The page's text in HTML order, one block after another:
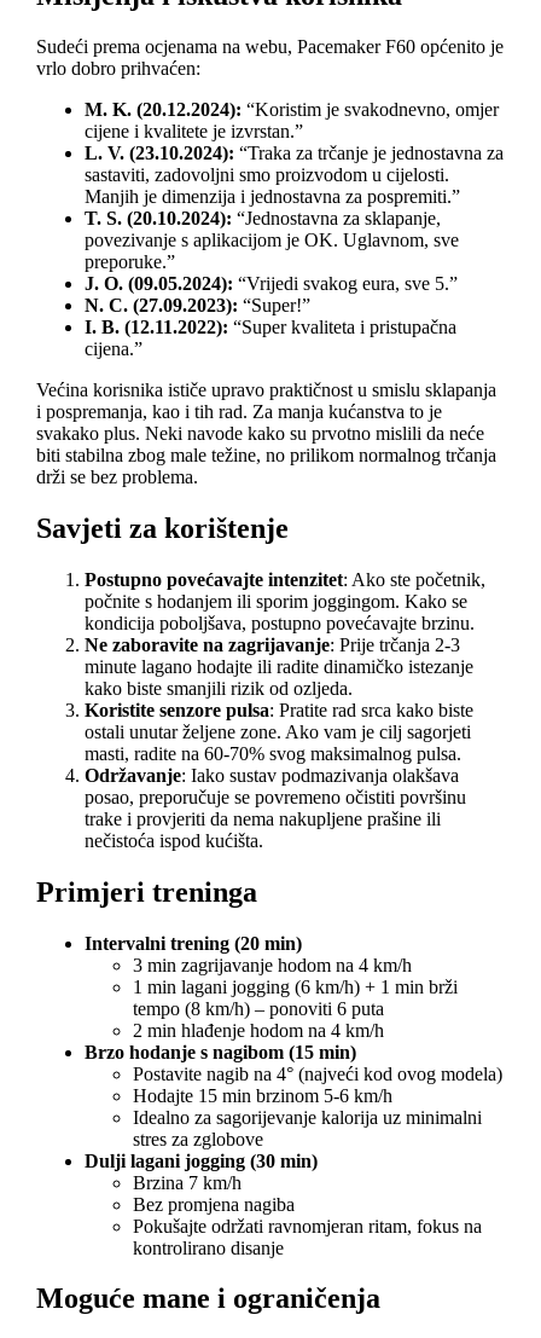
Sudeći prema ocjenama na webu, Pacemaker F60 općenito je
vrlo dobro prihvaćen:
M. K. (20.12.2024): “Koristim je svakodnevno, omjer
cijene i kvalitete je izvrstan.”
L. V. (23.10.2024): “Traka za trčanje je jednostavna za
sastaviti, zadovoljni smo proizvodom u cijelosti.
Manjih je dimenzija i jednostavna za pospremiti.”
T. S. (20.10.2024): “Jednostavna za sklapanje,
povezivanje s aplikacijom je OK. Uglavnom, sve
preporuke.”
J. O. (09.05.2024): “Vrijedi svakog eura, sve 5.”
N. C. (27.09.2023): “Super!”
I. B. (12.11.2022): “Super kvaliteta i pristupačna
cijena.”
Većina korisnika ističe upravo praktičnost u smislu sklapanja
i pospremanja, kao i tih rad. Za manja kućanstva to je
svakako plus. Neki navode kako su prvotno mislili da neće
biti stabilna zbog male težine, no prilikom normalnog trčanja
drži se bez problema.
Savjeti za korištenje
Postupno povećavajte intenzitet: Ako ste početnik,
počnite s hodanjem ili sporim joggingom. Kako se
kondicija poboljšava, postupno povećavajte brzinu.
Ne zaboravite na zagrijavanje: Prije trčanja 2-3
minute lagano hodajte ili radite dinamičko istezanje
kako biste smanjili rizik od ozljeda.
Koristite senzore pulsa: Pratite rad srca kako biste
ostali unutar željene zone. Ako vam je cilj sagorjeti
masti, radite na 60-70% svog maksimalnog pulsa.
Održavanje: Iako sustav podmazivanja olakšava
posao, preporučuje se povremeno očistiti površinu
trake i provjeriti da nema nakupljene prašine ili
nečistoća ispod kućišta.
Primjeri treninga
Intervalni trening (20 min)
3 min zagrijavanje hodom na 4 km/h
1 min lagani jogging (6 km/h) + 1 min brži
tempo (8 km/h) – ponoviti 6 puta
2 min hlađenje hodom na 4 km/h
Brzo hodanje s nagibom (15 min)
Postavite nagib na 4° (najveći kod ovog modela)
Hodajte 15 min brzinom 5-6 km/h
Idealno za sagorijevanje kalorija uz minimalni
stres za zglobove
Dulji lagani jogging (30 min)
Brzina 7 km/h
Bez promjena nagiba
Pokušajte održati ravnomjeran ritam, fokus na
kontrolirano disanje
Moguće mane i ograničenja